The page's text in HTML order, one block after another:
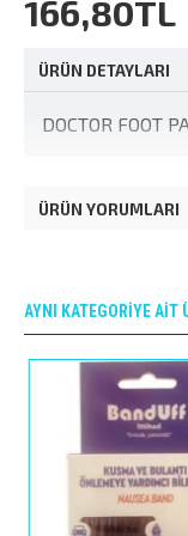
166,80TL
ÜRÜN DETAYLARI
DOCTOR FOOT
ÜRÜN YORUMLARI
AYNI KATEGORIYE AIT